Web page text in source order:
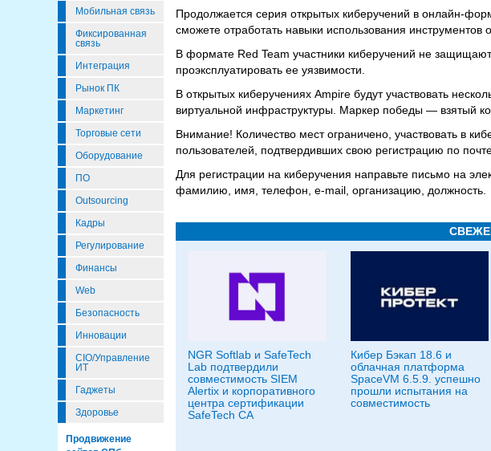
Мобильная связь
Фиксированная
связь
Интеграция
Рынок ПК
Маркетинг
Торговые сети
Оборудование
ПО
Outsourcing
Кадры
Регулирование
Финансы
Web
Безопасность
Инновации
CIO/Управление
ИТ
Гаджеты
Здоровье
Продвижение
Продолжается серия открытых киберучений в онлайн-
сможете отработать навыки использования инструментов
В формате Red Team участники киберучений не
проэксплуатировать ее уязвимости.
В открытых киберучениях Ampire будут участвовать
виртуальной инфраструктуры. Маркер победы — взятый
Внимание! Количество мест ограничено, участвовать в
пользователей, подтвердивших свою регистрацию по
Для регистрации на киберучения направьте письмо на
фамилию, имя, телефон, e-mail, организацию, должность.
NGR Softlab и SafeTech
Lab подтвердили
совместимость SIEM
Alertix и корпоративного
центра сертификации
SafeTech CA
Кибер Бэкап 18.6 и
облачная платформа
SpaceVM 6.5.9. успешно
прошли испытания на
совместимость